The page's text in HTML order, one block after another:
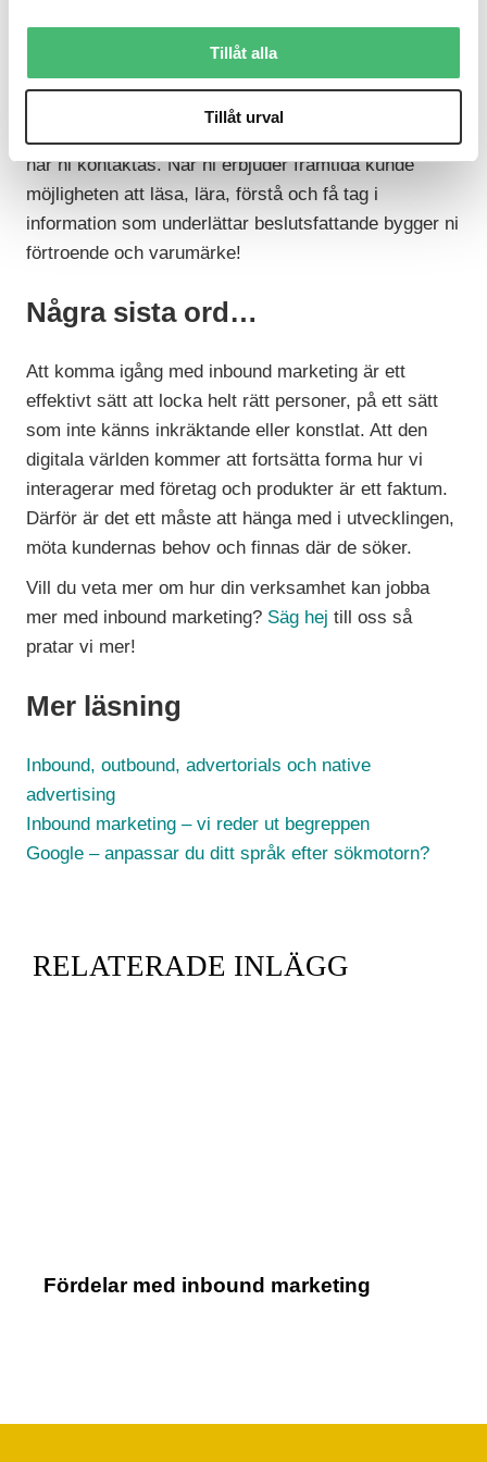
Tillåt alla
Tillåt urval
kanske till och med ambassadörer. Människor
vänder sig inte längre i första hand till en säljare för
att få information. Man vill hellre söka kunskap
när ni kontaktas. När ni erbjuder framtida kunde
möjligheten att läsa, lära, förstå och få tag i
information som underlättar beslutsfattande bygger ni
förtroende och varumärke!
Några sista ord…
Att komma igång med inbound marketing är ett
effektivt sätt att locka helt rätt personer, på ett sätt
som inte känns inkräktande eller konstlat. Att den
digitala världen kommer att fortsätta forma hur vi
interagerar med företag och produkter är ett faktum.
Därför är det ett måste att hänga med i utvecklingen,
möta kundernas behov och finnas där de söker.
Vill du veta mer om hur din verksamhet kan jobba
mer med inbound marketing? Säg hej till oss så
pratar vi mer!
Mer läsning
Inbound, outbound, advertorials och native
advertising
Inbound marketing – vi reder ut begreppen
Google – anpassar du ditt språk efter sökmotorn?
RELATERADE INLÄGG
Fördelar med inbound marketing